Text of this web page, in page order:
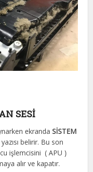
SESİ
ekranda SİSTEM
belirir. Bu son
işlemcisini ( APU )
alır ve kapatır.